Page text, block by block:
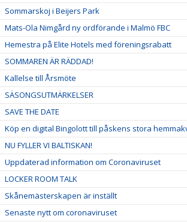
Sommarskoj i Beijers Park
Mats-Ola Nimgård ny ordförande i Malmö FBC
Hemestra på Elite Hotels med föreningsrabatt
SOMMAREN ÄR RÄDDAD!
Kallelse till Årsmöte
SÄSONGSUTMÄRKELSER
SAVE THE DATE
Köp en digital Bingolott till påskens stora
NU FYLLER VI BALTISKAN!
Uppdaterad information om Coronaviruset
LOCKER ROOM TALK
Skånemästerskapen är inställt
Senaste nytt om coronaviruset